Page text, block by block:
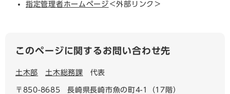
指定管理者ホームページ ＜外部リンク＞
このページに関するお問い合わせ先
土木部 土木総務課 代表
〒850-8685
長崎県長崎市魚の町4-1（17階）